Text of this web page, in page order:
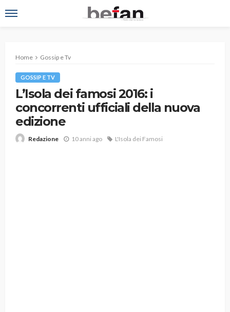
Home Gossip e Tv
GOSSIP E TV
L’Isola dei famosi 2016: i
concorrenti ufficiali della nuova
edizione
Redazione 10 anni ago L'Isola dei Famosi